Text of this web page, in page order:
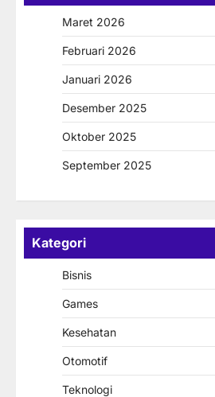
Maret 2026
Februari 2026
Januari 2026
Desember 2025
Oktober 2025
September 2025
Kategori
Bisnis
Games
Kesehatan
Otomotif
Teknologi